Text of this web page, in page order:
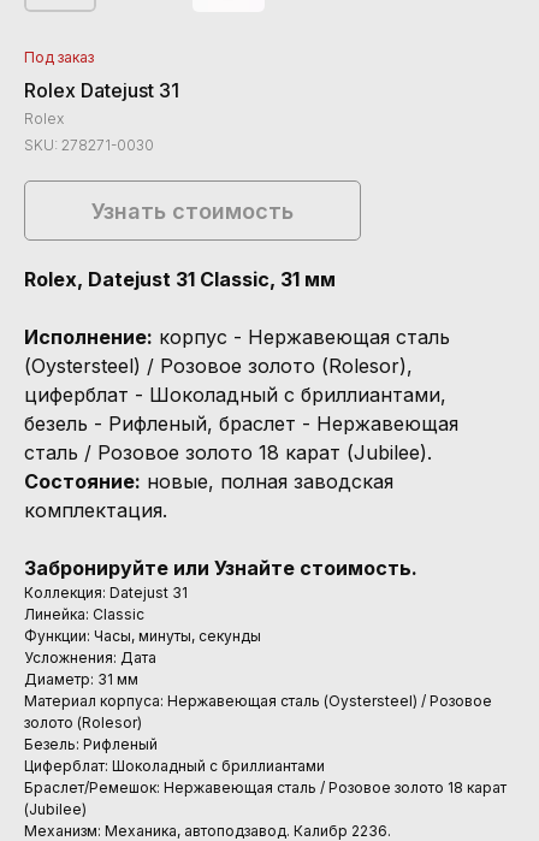
Под заказ
Rolex Datejust 31
Rolex
SKU: 278271-0030
Узнать стоимость
Rolex, Datejust 31 Classic, 31 мм
Исполнение: корпус - Нержавеющая сталь
(Oystersteel) / Розовое золото (Rolesor),
циферблат - Шоколадный с бриллиантами,
безель - Рифленый, браслет - Нержавеющая
сталь / Розовое золото 18 карат (Jubilee).
Состояние: новые, полная заводская
комплектация.
Забронируйте или Узнайте стоимость.
Коллекция: Datejust 31
Линейка: Classic
Функции: Часы, минуты, секунды
Усложнения: Дата
Диаметр: 31 мм
Материал корпуса: Нержавеющая сталь (Oystersteel) / Розовое
золото (Rolesor)
Безель: Рифленый
Циферблат: Шоколадный с бриллиантами
Браслет/Ремешок: Нержавеющая сталь / Розовое золото 18 карат
(Jubilee)
Механизм: Механика, автоподзавод. Калибр 2236.